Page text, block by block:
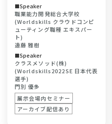
Speaker
職業能力開発総合大学校
(Worldskills クラウドコンピ
ューティング職種 エキスパー
ト)
遠藤 雅樹
Speaker
クラスメソッド(株)
(Worldskills2022SE 日本代表
選手)
門別 優多
展示会場内セミナー
アーカイブ配信あり